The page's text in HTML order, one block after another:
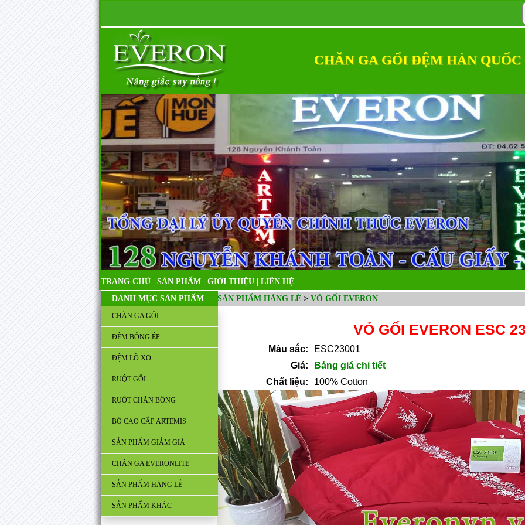
CHĂN GA GỐI ĐỆM HÀN
TRANG CHỦ SẢN PHẨM GIỚI THIỆU
LIÊN HỆ
DANH MỤC SẢN PHẨM
CHĂN GA GỐI
ĐỆM BÔNG ÉP
ĐỆM LÒ XO
RUỘT GỐI
RUỘT CHĂN BÔNG
BỘ CAO CẤP ARTEMIS
SẢN PHẨM GIẢM GIÁ
CHĂN GA EVERONLITE
SẢN PHẨM HÀNG LẺ
SẢN PHẨM KHÁC
SẢN PHẨM HÀNG LẺ > VỎ GỐI EVERON
VỎ GỐI EVERON ESC
Màu sắc:
ESC23001
Giá:
Bảng giá chi tiết
Chất liệu:
100% Cotton